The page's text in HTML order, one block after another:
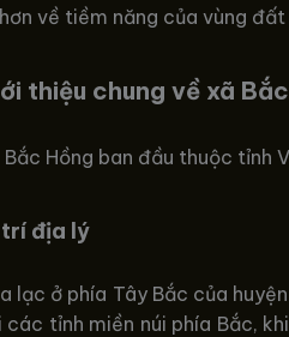
về tiềm năng của vùng đất
thiệu chung về xã
Bắc Hồng ban đầu thuộc tỉnh
địa lý
lạc ở phía Tây Bắc của
các tỉnh miền núi phía Bắc,